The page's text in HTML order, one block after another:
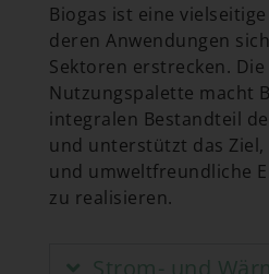
Biogas ist eine
deren Anwendungen
Sektoren erstrecken.
Nutzungspalette macht
integralen Bestandteil
und unterstützt das
und umweltfreundliche
zu realisieren.
Strom- und